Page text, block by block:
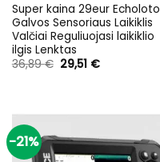
Super kaina 29eur Echoloto
Galvos Sensoriaus Laikiklis
Valčiai Reguliuojasi laikiklio
ilgis Lenktas
36,89€ Original
price
29,51 €Current
-21%